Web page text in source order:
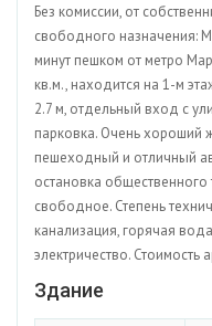
Без комиссии, от
свободного назначения:
минут пешком от метро
кв.м., находится на 1-м
2.7 м, отдельный вход с
парковка. Очень хороший
пешеходный и отличный
остановка
свободное. Степень
канализация, горячая
электричество. Стоимость
Здание